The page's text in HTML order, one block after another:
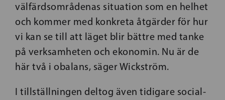
välfärdsområdenas situation som en helhet
och kommer med konkreta åtgärder för hur
vi kan se till att läget blir bättre med tanke
på verksamheten och ekonomin. Nu är de
här två i obalans, säger Wickström.
I tillställningen deltog även tidigare social-